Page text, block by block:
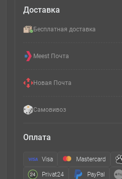
Доставка
Бесплатная доставка
Meest Почта
Новая Почта
Самовивоз
Оплата
Visa Mastercard
Privat24 PayPal